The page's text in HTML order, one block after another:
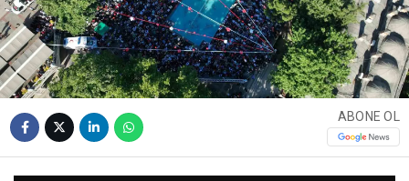
ABONE OL